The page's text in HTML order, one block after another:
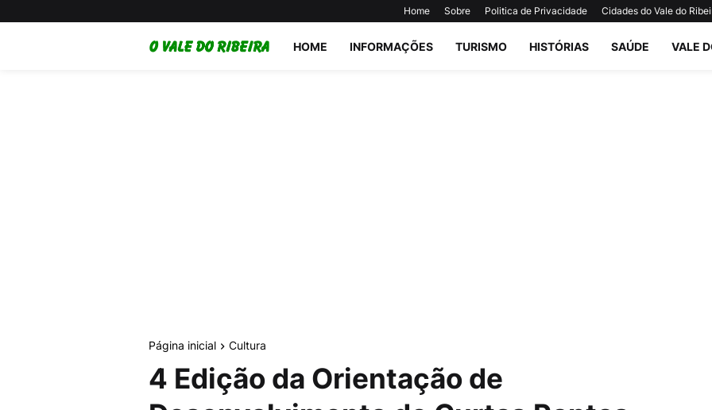
Home Sobre Politica de Privacidade Cidades do Vale do
HOME INFORMAÇÕES TURISMO HISTÓRIAS SAÚDE VALE
Página inicial Cultura
4 Edição da Orientação de